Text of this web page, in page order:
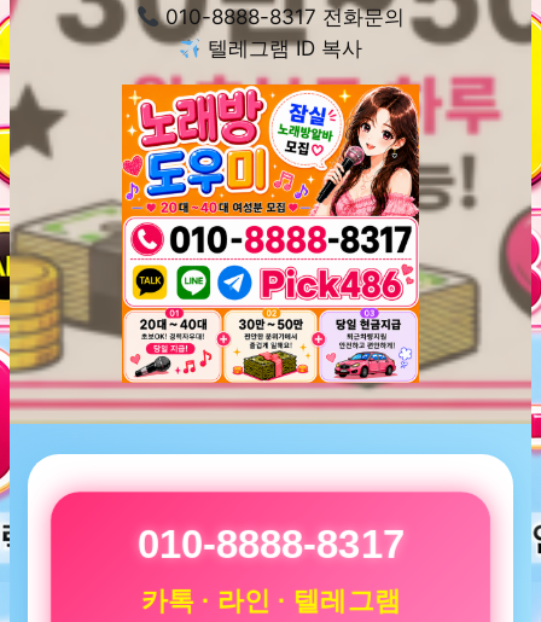
010-8888-8317 전화문의
텔레그램 ID 복사
010-8888-8317
카톡 · 라인 · 텔레그램